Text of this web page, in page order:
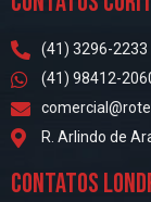
(41) 3296-2233
(41) 98412-
R. Arlindo de
CONTATOS